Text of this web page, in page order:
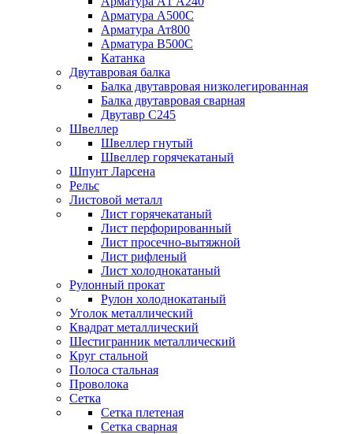
Арматура А500С
Арматура Ат800
Арматура В500С
Катанка
Двутавровая балка
Балка двутавровая низколегированная
Балка двутавровая сварная
Двутавр С245
Швеллер
Швеллер гнутый
Швеллер горячекатаный
Шпунт Ларсена
Рельс
Листовой металл
Лист горячекатаный
Лист перфорированный
Лист просечно-вытяжной
Лист рифленый
Лист холоднокатаный
Рулонный прокат
Рулон холоднокатаный
Уголок металлический
Квадрат металлический
Шестигранник металлический
Круг стальной
Полоса стальная
Проволока
Сетка
Сетка плетеная
Сетка сварная